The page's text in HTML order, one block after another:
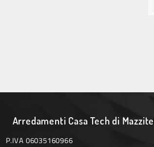
Arredamenti Casa Tech di
P.IVA 06035160966